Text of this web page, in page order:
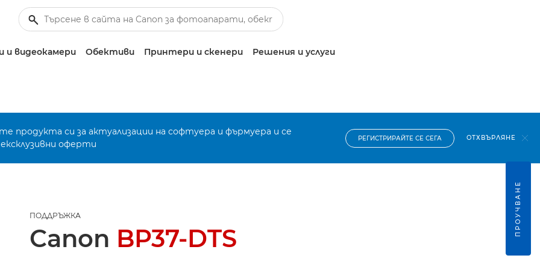
видеокамери Обективи Принтери и скенери Решения и услуги
продукта си за актуализации на софтуера и фърмуера и се
оферти
РЕГИСТРИРАЙТЕ СЕ СЕГА ОТХВЪРЛЯНЕ
ПОДДРЪЖКА
Canon BP37-DTS
ПРОУЧВАНЕ